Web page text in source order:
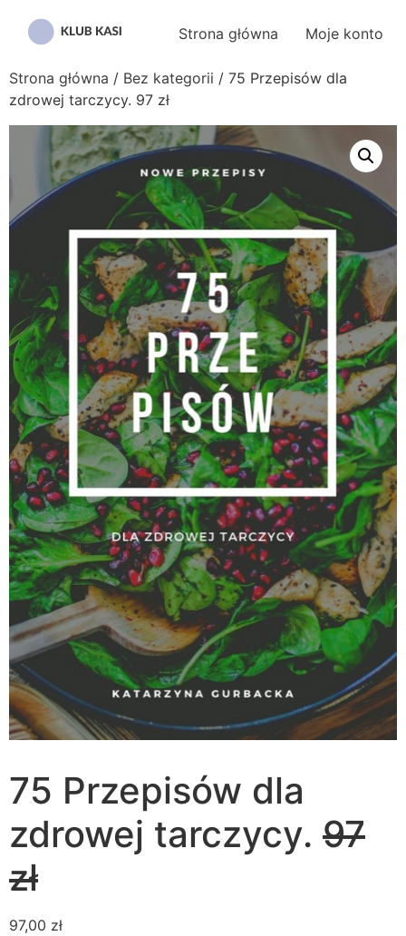
Strona główna Moje konto
Strona główna / Bez kategorii / 75 Przepisów dla
zdrowej tarczycy. 97 zł
75 Przepisów dla
zdrowej tarczycy. 97
zł
97,00 zł